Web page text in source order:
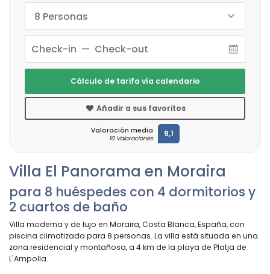
Villa El Panorama en Moraira
para 8 huéspedes con 4 dormitorios y
2 cuartos de baño
Villa moderna y de lujo en Moraira, Costa Blanca, España, con
piscina climatizada para 8 personas. La villa está situada en una
zona residencial y montañosa, a 4 km de la playa de Platja de
L'Ampolla.
8 Personas
Cálculo de tarifa vía calendario
Añadir a sus favoritos
Valoración media
10 Valoraciones 9,1